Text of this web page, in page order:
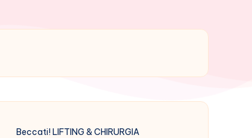
Beccati! LIFTING & CHIRURGIA